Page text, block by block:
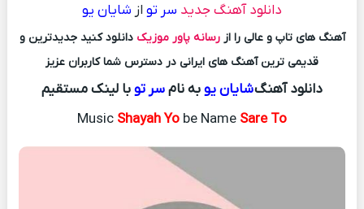
دانلود آهنگ جدید سر تو از شایان یو
آهنگ های تاپ و عالی را ازرسانه پاور موزیک دانلود کنید جدیدترین و
قدیمی ترین آهنگ های ایرانی در دسترس شما کاربران عزیز
دانلود آهنگشایان یوبه نامسر توبا لینک مستقیم
Music Shayah Yo be Name Sare To